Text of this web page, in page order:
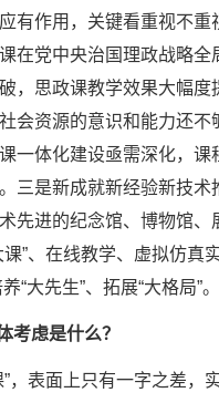
有作用，关键看重视不
在党中央治国理政战略
，思政课教学效果大幅
会资源的意识和能力还
一体化建设亟需深化，课
三是新成就新经验新技
先进的纪念馆、博物馆
”、在线教学、虚拟仿
“大先生”、拓展“大格局”。
考虑是什么？
”，表面上只有一字之差